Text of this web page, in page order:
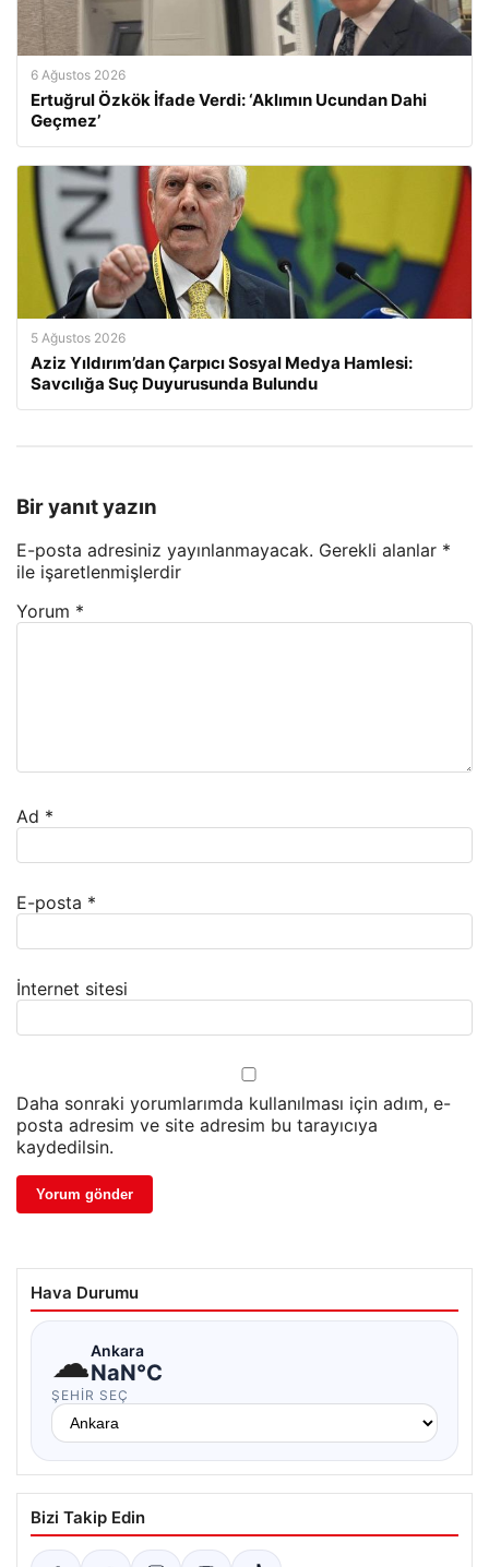
6 Ağustos 2026
Ertuğrul Özkök İfade Verdi: ‘Aklımın Ucundan Dahi
Geçmez’
5 Ağustos 2026
Aziz Yıldırım’dan Çarpıcı Sosyal Medya Hamlesi:
Savcılığa Suç Duyurusunda Bulundu
Bir yanıt yazın
E-posta adresiniz yayınlanmayacak. Gerekli alanlar *
ile işaretlenmişlerdir
Yorum *
Ad *
E-posta *
İnternet sitesi
Daha sonraki yorumlarımda kullanılması için adım, e-
posta adresim ve site adresim bu tarayıcıya
kaydedilsin.
Hava Durumu
☁Ankara
NaN°C
ŞEHIR SEÇ
Bizi Takip Edin